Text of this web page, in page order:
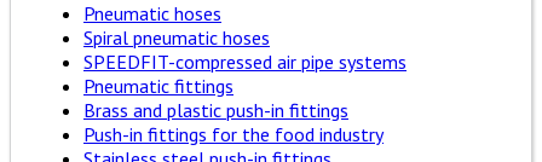
Pneumatic hoses
Spiral pneumatic hoses
SPEEDFIT-compressed air pipe systems
Pneumatic fittings
Brass and plastic push-in fittings
Push-in fittings for the food industry